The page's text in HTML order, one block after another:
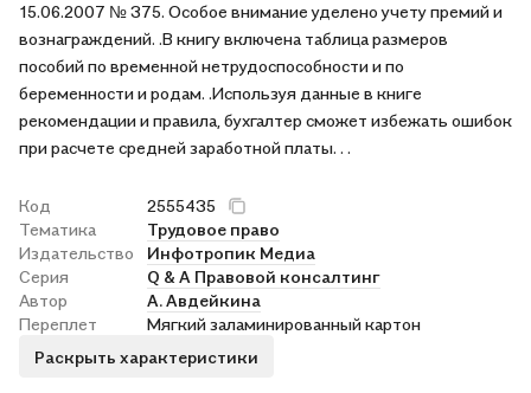
15.06.2007 № 375. Особое внимание уделено учету премий и
вознаграждений. .В книгу включена таблица размеров
пособий по временной нетрудоспособности и по
беременности и родам. .Используя данные в книге
рекомендации и правила, бухгалтер сможет избежать ошибок
при расчете средней заработной платы. . .
Код
2555435
Тематика
Трудовое право
Издательство
Инфотропик Медиа
Серия
Q & A Правовой консалтинг
Автор
А. Авдейкина
Переплет
Мягкий заламинированный картон
Раскрыть характеристики